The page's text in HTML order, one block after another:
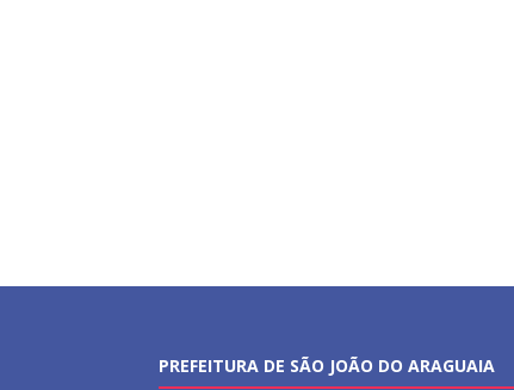
PREFEITURA DE SÃO JOÃO DO ARAGUAIA